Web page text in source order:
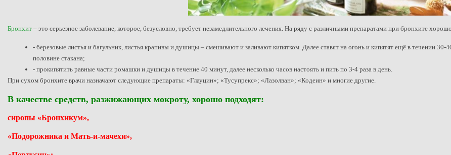
Бронхит – это серьезное заболевание, которое, безусловно, требует незамедлительного лечения. На ряду с различными препаратами при бронхите
- березовые листья и багульник, листья крапивы и душицы – смешивают и заливают кипятком. Далее ставят на огонь и кипятят ещё в течении 30-
половине стакана;
- прокипятить равные части ромашки и душицы в течение 40 минут, далее несколько часов настоять и пить по 3-4 раза в день.
При сухом бронхите врачи назначают следующие препараты: «Глауцин»; «Тусупрекс»; «Лазолван»; «Кодеин» и многие другие.
В качестве средств, разжижающих мокроту, хорошо подходят:
сиропы «Бронхикум»,
«Подорожника и Мать-и-мачехи»,